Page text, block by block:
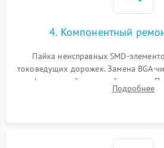
4. Компонентный
Пайка неисправных SMD-
токоведущих дорожек. Замена BGA-
инфракрасной паяльной станции.
BIOS или заменаПодробнее